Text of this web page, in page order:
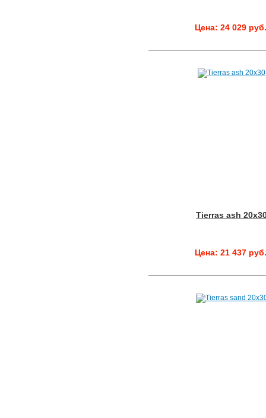
Цена: 24 029 руб.
Tierras ash
Цена: 21 437 руб.